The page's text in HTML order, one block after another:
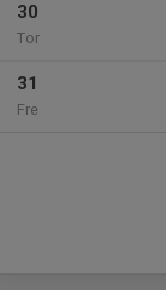
30
Tor
31
Fre